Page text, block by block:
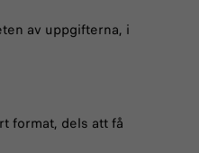
av uppgifterna, i
format, dels att få